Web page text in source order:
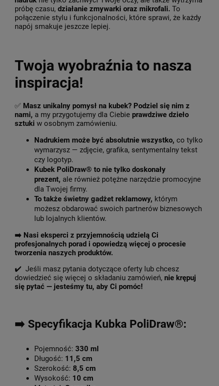
próbę czasu, działanie zmywarki oraz mikrofali. To
połączenie stylu i funkcjonalności, które sprawi, że każdy
napój smakuje jeszcze lepiej.
Twoja wyobraźnia to nasza
inspiracja!
✅ Masz unikalny pomysł na kubek? Podziel się nim z
nami, a my przygotujemy dla Ciebie prawdziwe dzieło
sztuki w osobnym zamówieniu.
Nadrukiem może być absolutnie wszystko, co tylko
wymarzysz — zdjęcie, grafika, sentymentalny tekst
czy logotyp.
Kubek PoliDraw® to nie tylko doskonały
prezent, ale również potężne narzędzie promocyjne
dla Twojej firmy.
To także świetny gadżet reklamowy, którym
możesz obdarować swoich partnerów biznesowych
lub lojalnych klientów.
➡️ Nasi eksperci z przyjemnością udzielą Ci
profesjonalnych porad i opowiedzą więcej o procesie
tworzenia naszych produktów.
✔️ Jeśli masz pytania dotyczące oferty lub chcesz
dowiedzieć się więcej o składaniu zamówień, nie krępuj
się pytać — jesteśmy tu, aby Ci pomóc!
➡️ Specyfikacja Kubka PoliDraw®:
Pojemność: 330 ml
Długość: 11,5 cm
Szerokość: 8,5 cm
Wysokość: 10 cm